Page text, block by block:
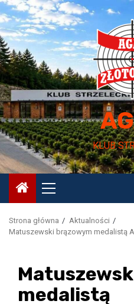
Przejdź
do
treści
KLUB
Menu
główne
Strona główna
Aktualności
Matuszewski brązowym medalistą
medalistą